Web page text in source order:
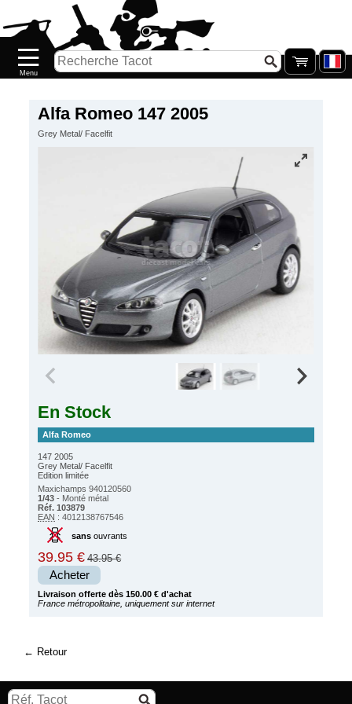
Alfa Romeo 147 2005
Grey Metal/ Facelfit
En Stock
Alfa Romeo
147 2005
Grey Metal/ Facelfit
Edition limitée
Maxichamps 940120560
1/43 - Monté métal
Réf. 103879
EAN : 4012138767546
sansouvrants
39.95 € 43.95 €
Acheter
Livraison offerte dès 150.00 € d'achat
France métropolitaine, uniquement sur internet
Retour
Nouveautés
Catalogue/Stock